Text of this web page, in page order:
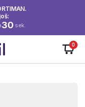
30 sek.
0